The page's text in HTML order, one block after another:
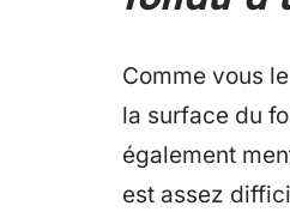
Comme vous
la surface du
également
est assez